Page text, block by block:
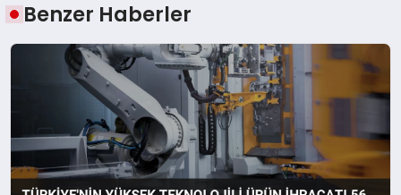
Benzer Haberler